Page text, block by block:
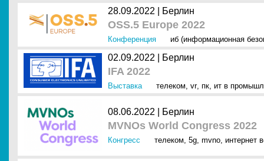
28.09.2022 | Берлин
OSS.5 Europe 2022
Конференция иб (информационная
02.09.2022 | Берлин
IFA 2022
Выставка телеком, vr, пк, ит в
08.06.2022 | Берлин
MVNOs World Congress 2022
Конгресс телеком, 5g, mvno, интернет